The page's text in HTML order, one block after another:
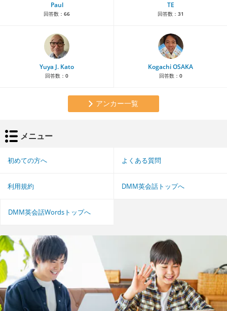
Paul
回答数： 66
TE
回答数： 31
Yuya J. Kato
回答数： 0
Kogachi OSAKA
回答数： 0
アンカー一覧
メニュー
初めての方へ よくある質問
利用規約 DMM英会話トップへ
DMM英会話Wordsトップへ